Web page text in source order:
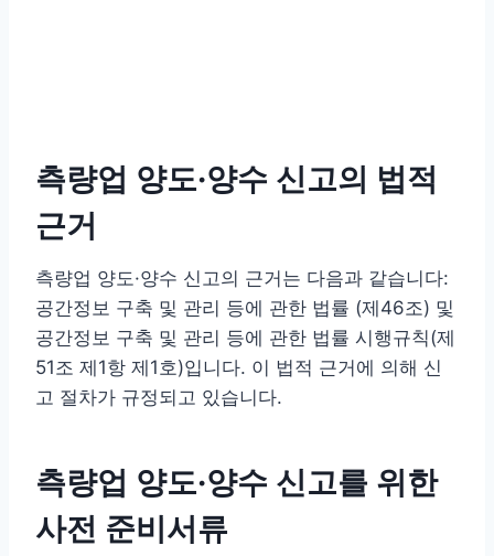
측량업 양도·양수 신고의 법적
근거
측량업 양도·양수 신고의 근거는 다음과 같습니다:
공간정보 구축 및 관리 등에 관한 법률 (제46조) 및
공간정보 구축 및 관리 등에 관한 법률 시행규칙(제
51조 제1항 제1호)입니다. 이 법적 근거에 의해 신
고 절차가 규정되고 있습니다.
측량업 양도·양수 신고를 위한
사전 준비서류